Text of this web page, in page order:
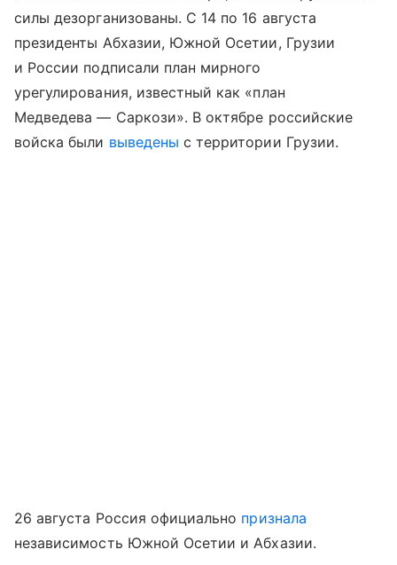
силы дезорганизованы. С 14 по 16 августа
президенты Абхазии, Южной Осетии, Грузии
и России подписали план мирного
урегулирования, известный как «план
Медведева — Саркози». В октябре российские
войска были выведены с территории Грузии.
26 августа Россия официально признала
независимость Южной Осетии и Абхазии.